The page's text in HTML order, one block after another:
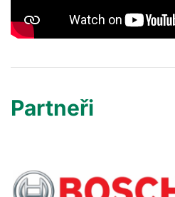
Partneři